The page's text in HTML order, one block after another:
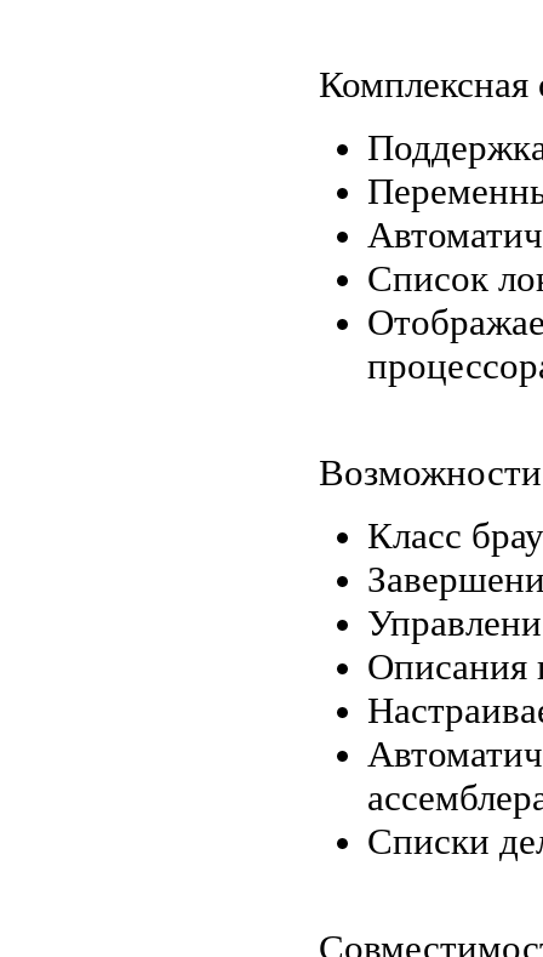
Комплексная
Список
Класс
Описания
Списки